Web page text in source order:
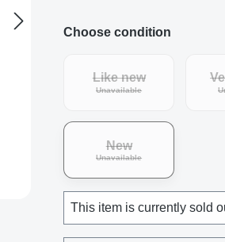
Choose condition
Like new
Unavailable(This option is
New
Unavailable(This option is
This item is currently sold